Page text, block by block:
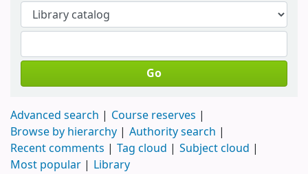
Go
Advanced search
Course reserves
Browse by hierarchy
Authority search
Recent comments
Tag cloud
Subject cloud
Most popular
Library